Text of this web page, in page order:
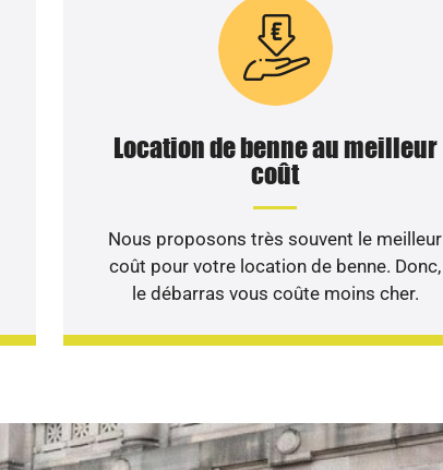
Location de benne au meilleur
coût
Nous proposons très souvent le meilleur
coût pour votre location de benne. Donc,
le débarras vous coûte moins cher.